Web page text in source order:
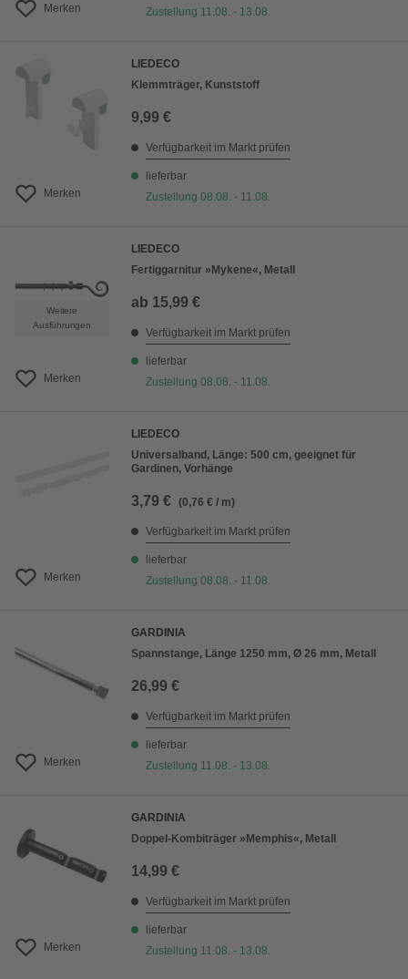
Merken
Zustellung 11.08. - 13.08.
Merken
LIEDECO
Klemmträger, Kunststoff
9,99 €
Verfügbarkeit im Markt prüfen
lieferbar
Zustellung 08.08. - 11.08.
Weitere
Ausführungen
Merken
LIEDECO
Fertiggarnitur »Mykene«, Metall
ab 15,99 €
Verfügbarkeit im Markt prüfen
lieferbar
Zustellung 08.08. - 11.08.
Merken
LIEDECO
Universalband, Länge: 500 cm, geeignet für
Gardinen, Vorhänge
3,79 € (0,76 € / m)
Verfügbarkeit im Markt prüfen
lieferbar
Zustellung 08.08. - 11.08.
Merken
GARDINIA
Spannstange, Länge 1250 mm, Ø 26 mm, Metall
26,99 €
Verfügbarkeit im Markt prüfen
lieferbar
Zustellung 11.08. - 13.08.
Merken
GARDINIA
Doppel-Kombiträger »Memphis«, Metall
14,99 €
Verfügbarkeit im Markt prüfen
lieferbar
Zustellung 11.08. - 13.08.